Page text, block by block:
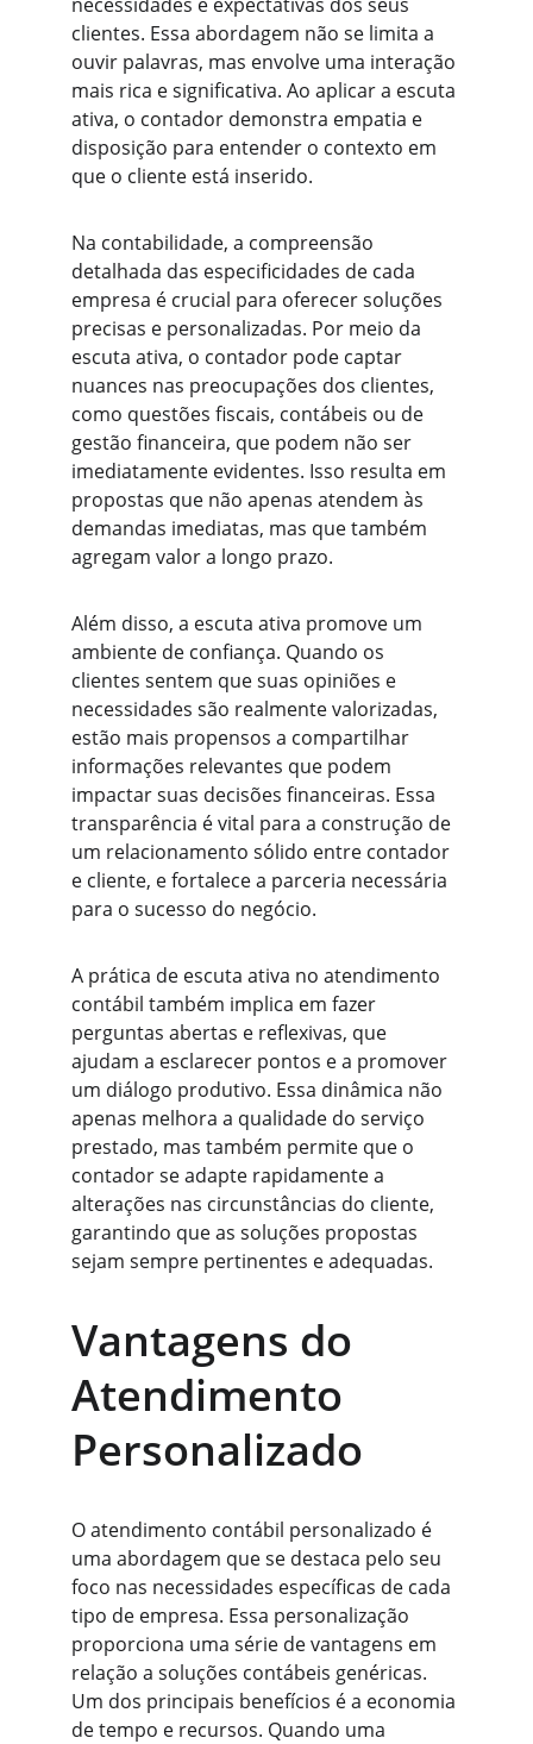
clientes. Essa abordagem não se limita a
ouvir palavras, mas envolve uma interação
mais rica e significativa. Ao aplicar a escuta
ativa, o contador demonstra empatia e
disposição para entender o contexto em
que o cliente está inserido.
Na contabilidade, a compreensão
detalhada das especificidades de cada
empresa é crucial para oferecer soluções
precisas e personalizadas. Por meio da
escuta ativa, o contador pode captar
nuances nas preocupações dos clientes,
como questões fiscais, contábeis ou de
gestão financeira, que podem não ser
imediatamente evidentes. Isso resulta em
propostas que não apenas atendem às
demandas imediatas, mas que também
agregam valor a longo prazo.
Além disso, a escuta ativa promove um
ambiente de confiança. Quando os
clientes sentem que suas opiniões e
necessidades são realmente valorizadas,
estão mais propensos a compartilhar
informações relevantes que podem
impactar suas decisões financeiras. Essa
transparência é vital para a construção de
um relacionamento sólido entre contador
e cliente, e fortalece a parceria necessária
para o sucesso do negócio.
A prática de escuta ativa no atendimento
contábil também implica em fazer
perguntas abertas e reflexivas, que
ajudam a esclarecer pontos e a promover
um diálogo produtivo. Essa dinâmica não
apenas melhora a qualidade do serviço
prestado, mas também permite que o
contador se adapte rapidamente a
alterações nas circunstâncias do cliente,
garantindo que as soluções propostas
sejam sempre pertinentes e adequadas.
Vantagens do
Atendimento
Personalizado
O atendimento contábil personalizado é
uma abordagem que se destaca pelo seu
foco nas necessidades específicas de cada
tipo de empresa. Essa personalização
proporciona uma série de vantagens em
relação a soluções contábeis genéricas.
Um dos principais benefícios é a economia
de tempo e recursos. Quando uma